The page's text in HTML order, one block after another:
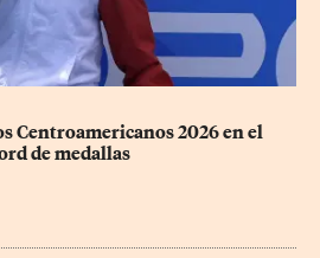
Centroamericanos 2026 en el
de medallas